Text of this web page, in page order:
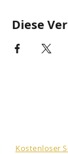
Diese
Kostenloser